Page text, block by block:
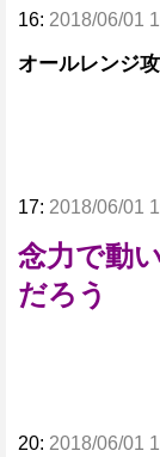
16: 2018/06/01
オールレンジ
17: 2018/06/01
念力で動
だろう
20: 2018/06/01